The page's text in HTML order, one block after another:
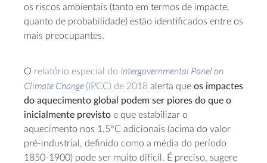
os riscos ambientais (tanto em termos de impacte,
quanto de probabilidade) estão identificados entre os
mais preocupantes.
O relatório especial do Intergovernmental Panel on
Climate Change (IPCC) de 2018 alerta que os impactes
do aquecimento global podem ser piores do que o
inicialmente previsto e que estabilizar o
aquecimento nos 1,5°C adicionais (acima do valor
pré-industrial, definido como a média do período
1850-1900) pode ser muito difícil. É preciso, sugere